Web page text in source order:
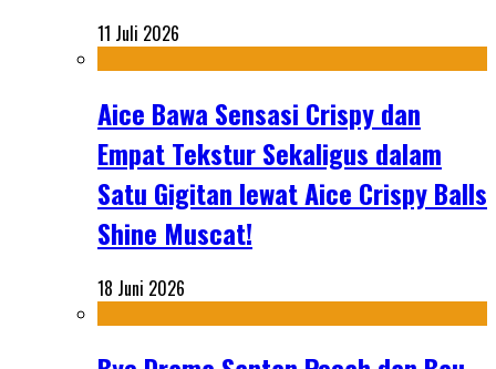
11 Juli 2026
Aice Bawa Sensasi Crispy dan
Empat Tekstur Sekaligus dalam
Satu Gigitan lewat Aice Crispy Balls
Shine Muscat!
18 Juni 2026